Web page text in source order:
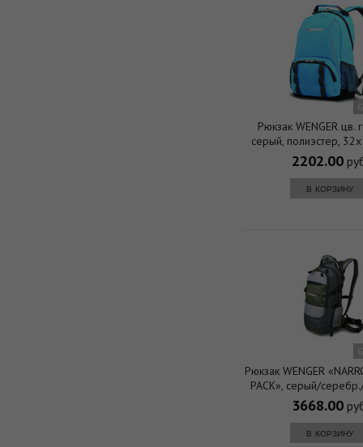
Рюкзак WENGER цв.
серый, полиэстер,
(20л.)
2202.00
в корзину
Рюкзак WENGER
PACK», серый/
полиэстер 210D PU,
(19л.)
3668.00
в корзину